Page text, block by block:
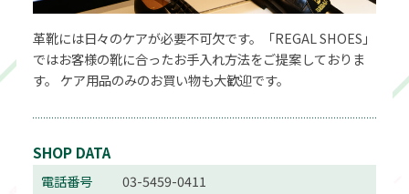
革靴には日々のケアが必要不可欠です。「REGAL SHOES」
ではお客様の靴に合ったお手入れ方法をご提案しておりま
す。 ケア用品のみのお買い物も大歓迎です。
SHOP DATA
電話番号
03-5459-0411